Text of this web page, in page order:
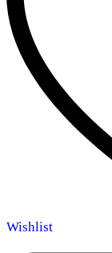
Wishlist